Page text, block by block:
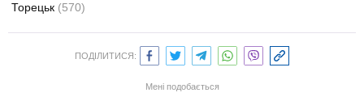
Торецьк (570)
ПОДІЛИТИСЯ:
Мені подобається